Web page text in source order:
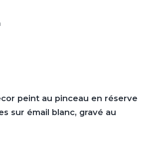
peint au pinceau en réserve
sur émail blanc, gravé au